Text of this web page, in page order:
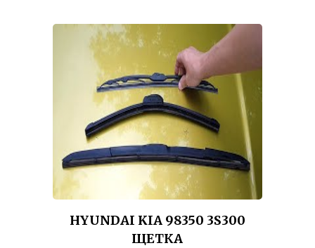
HYUNDAI KIA 98350 3S300
ЩЕТКА